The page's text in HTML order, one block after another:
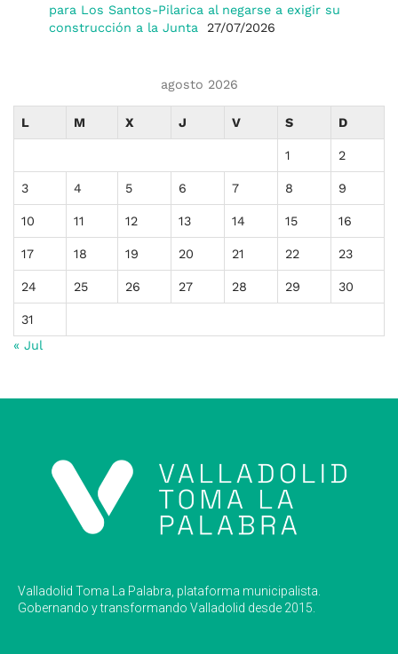
para Los Santos-Pilarica al negarse a exigir su
construcción a la Junta
27/07/2026
agosto 2026
L M X J V S D
1 2
3 4 5 6 7 8 9
10 11 12 13 14 15 16
17 18 19 20 21 22 23
24 25 26 27 28 29 30
31
« Jul
Valladolid Toma La Palabra, plataforma municipalista.
Gobernando y transformando Valladolid desde 2015.